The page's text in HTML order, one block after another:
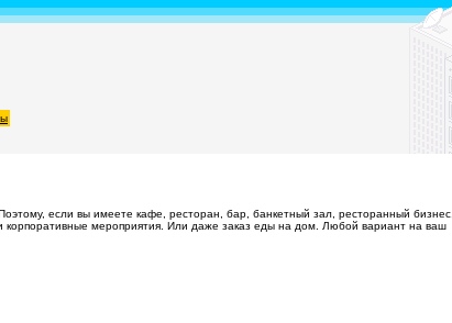
если вы имеете кафе, ресторан, бар, банкетный зал, ресторанный бизнес,
корпоративные мероприятия. Или даже заказ еды на дом. Любой вариант на ваш